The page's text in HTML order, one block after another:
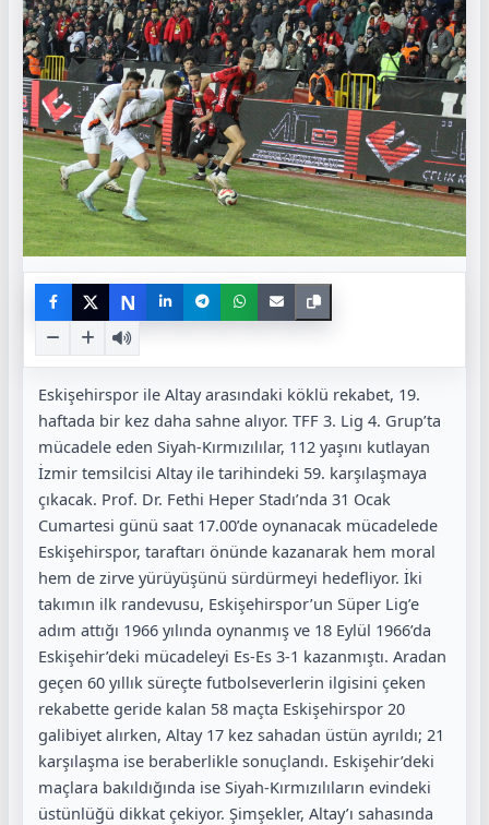
N
Eskişehirspor ile Altay arasındaki köklü rekabet, 19.
haftada bir kez daha sahne alıyor. TFF 3. Lig 4. Grup’ta
mücadele eden Siyah-Kırmızılılar, 112 yaşını kutlayan
İzmir temsilcisi Altay ile tarihindeki 59. karşılaşmaya
çıkacak. Prof. Dr. Fethi Heper Stadı’nda 31 Ocak
Cumartesi günü saat 17.00’de oynanacak mücadelede
Eskişehirspor, taraftarı önünde kazanarak hem moral
hem de zirve yürüyüşünü sürdürmeyi hedefliyor. İki
takımın ilk randevusu, Eskişehirspor’un Süper Lig’e
adım attığı 1966 yılında oynanmış ve 18 Eylül 1966’da
Eskişehir’deki mücadeleyi Es-Es 3-1 kazanmıştı. Aradan
geçen 60 yıllık süreçte futbolseverlerin ilgisini çeken
rekabette geride kalan 58 maçta Eskişehirspor 20
galibiyet alırken, Altay 17 kez sahadan üstün ayrıldı; 21
karşılaşma ise beraberlikle sonuçlandı. Eskişehir’deki
maçlara bakıldığında ise Siyah-Kırmızılıların evindeki
üstünlüğü dikkat çekiyor. Şimşekler, Altay’ı sahasında